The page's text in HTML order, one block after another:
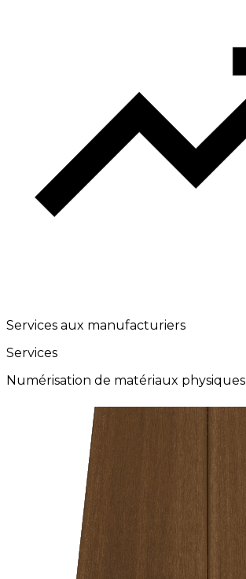
Services aux manufacturiers
Services
Numérisation de matériaux physiques